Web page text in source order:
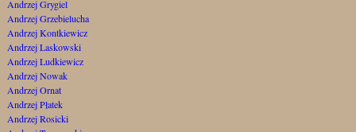
Andrzej Grygiel
Andrzej Grzebielucha
Andrzej Kontkiewicz
Andrzej Laskowski
Andrzej Ludkiewicz
Andrzej Nowak
Andrzej Ornat
Andrzej Płatek
Andrzej Rosicki